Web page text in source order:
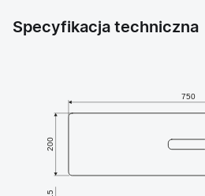
Specyfikacja techniczna